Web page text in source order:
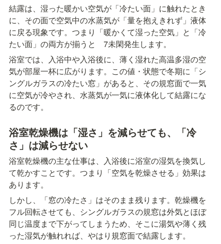
結露は、湿った暖かい空気が「冷たい面」に触れたとき
に、その面で空気中の水蒸気が「量を抱えきれず」液体
に戻る現象です。つまり「暖かくて湿った空気」と「冷
たい面」の両方が揃うと　7未閑発生します。
浴室では、入浴中や入浴後に、薄く湿れた高温多湿の空
気が部屋一杯に広がります。この値・状態で冬期に「シ
ングルガラスの冷たい窓」があると、その規窓面で一気
に空気が冷やされ、水蒸気が一気に液体化して結露にな
るのです。
浴室乾燥機は「湿さ」を減らせても、「冷
さ」は減らせない
浴室乾燥機の主な仕事は、入浴後に浴室の湿気を換気し
て乾かすことです。つまり「空気を乾燥させる」効果は
あります。
しかし、「窓の冷たさ」はそのまま残ります。乾燥機を
フル回転させても、シングルガラスの規窓は外気とほぼ
同じ温度まで下がってしまうため、そこに湯気や薄く残
った湿気が触れれば、やはり規窓面で結露します。